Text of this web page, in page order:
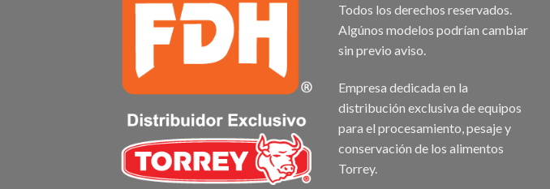
Todos los derechos reservados.
Algúnos modelos podrían cambiar
sin previo aviso.
Empresa dedicada en la
distribución exclusiva de equipos
para el procesamiento, pesaje y
conservación de los alimentos
Torrey.